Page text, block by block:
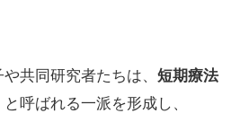
共同研究者たちは、 短期療法
と呼ばれる一派を形成し、